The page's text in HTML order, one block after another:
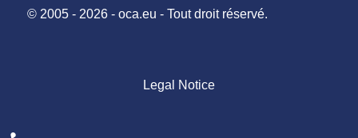
© 2005 - 2026 - oca.eu - Tout droit réservé.
Legal Notice